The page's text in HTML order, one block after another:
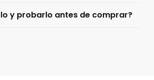
y probarlo antes de comprar?